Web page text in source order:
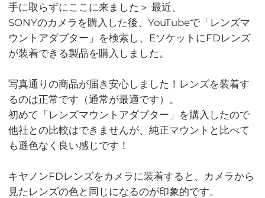
手に取らずにここに来ました＞ 最近、
SONYのカメラを購入した後、YouTubeで「レンズマ
ウントアダプター」を検索し、EソケットにFDレンズ
が装着できる製品を購入しました。
写真通りの商品が届き安心しました！レンズを装着す
るのは正常です（通常が最適です）。
初めて「レンズマウントアダプター」を購入したので
他社との比較はできませんが、純正マウントと比べて
も遜色なく良い感じです！
キヤノンFDレンズをカメラに装着すると、カメラから
見たレンズの色と同じになるのが印象的です。